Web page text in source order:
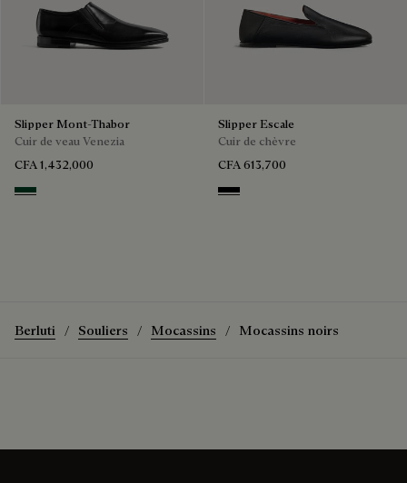
Slipper Mont-Thabor
Cuir de veau Venezia
CFA 1,432,000
Scarabee
Slipper Escale
Cuir de chèvre
CFA 613,700
Nero
Berluti Souliers Mocassins Mocassins noirs